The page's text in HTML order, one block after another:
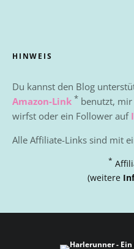
HINWEIS
Du kannst den Blog
Amazon-Link * benutzt,
wirfst oder ein Follower auf
Alle Affiliate-Links sind mit
*
(weitere